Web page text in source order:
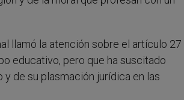
llamó la atención sobre el artículo 27
educativo, pero que ha suscitado
de su plasmación jurídica en las